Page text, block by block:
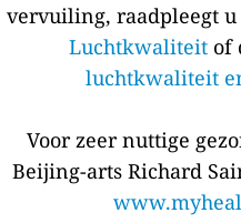
vervuiling, raadpleegt u
Luchtkwaliteit of
luchtkwaliteit
Voor zeer nuttige
Beijing-arts Richard